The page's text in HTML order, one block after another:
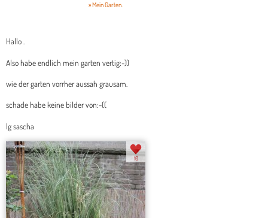
» Mein Garten.
Hallo .
Also habe endlich mein garten vertig:-))
wie der garten vorrher aussah grausam.
schade habe keine bilder von:-((
lg sascha
10